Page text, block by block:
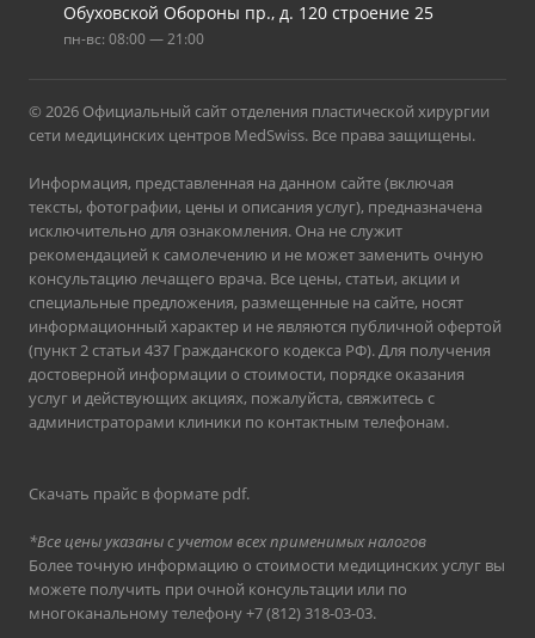
Обуховской Обороны пр., д. 120 строение 25
пн-вс: 08:00 — 21:00
© 2026 Официальный сайт отделения пластической хирургии
сети медицинских центров MedSwiss. Все права защищены.
Информация, представленная на данном сайте (включая
тексты, фотографии, цены и описания услуг), предназначена
исключительно для ознакомления. Она не служит
рекомендацией к самолечению и не может заменить очную
консультацию лечащего врача. Все цены, статьи, акции и
специальные предложения, размещенные на сайте, носят
информационный характер и не являются публичной офертой
(пункт 2 статьи 437 Гражданского кодекса РФ). Для получения
достоверной информации о стоимости, порядке оказания
услуг и действующих акциях, пожалуйста, свяжитесь с
администраторами клиники по контактным телефонам.
Скачать прайс в формате pdf.
*Все цены указаны с учетом всех применимых налогов
Более точную информацию о стоимости медицинских услуг вы
можете получить при очной консультации или по
многоканальному телефону+7 (812) 318-03-03.